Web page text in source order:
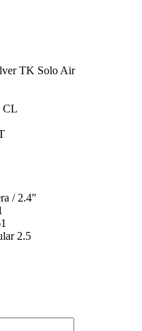
TK Solo Air
CL
/ 2.4″
2.5